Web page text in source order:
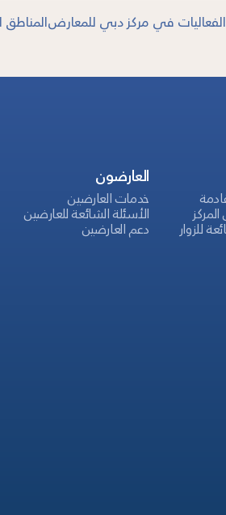
الفعاليات في مركز دبي للمعارض
للزوار
العارضون
خدمات العارضين
الأسئلة الشائعة للعارضين
دعم العارضين